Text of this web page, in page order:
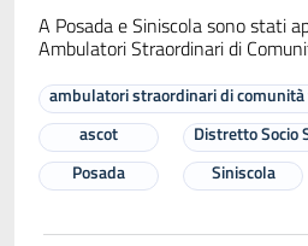
A Posada e Siniscola sono stati
Ambulatori Straordinari di
ambulatori straordinari di
ascot
Distretto Socio
Posada
Siniscola